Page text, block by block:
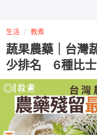
生活 教煮
蔬果農藥｜台灣
少排名 6種比士